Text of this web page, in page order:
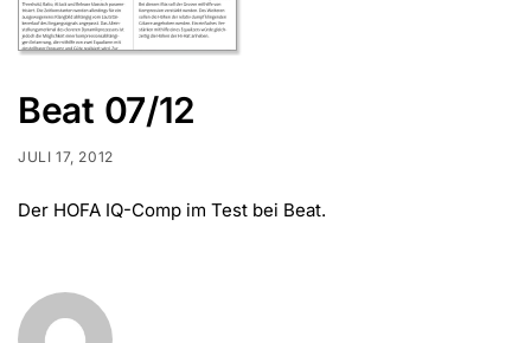
Beat 07/12
JULI 17, 2012
Der HOFA IQ-Comp im Test bei Beat.